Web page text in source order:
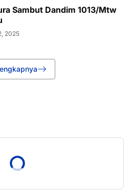
Sambut Dandim 1013/Mtw
2025